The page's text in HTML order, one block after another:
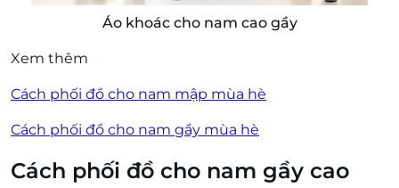
Áo khoác cho nam cao gầy
Xem thêm
Cách phối đồ cho nam mập mùa hè
Cách phối đồ cho nam gầy mùa hè
Cách phối đồ cho nam gầy cao